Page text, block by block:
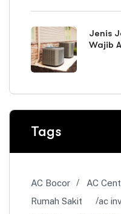
Jenis
Wajib
Tags
AC Bocor AC
Rumah Sakit
ac